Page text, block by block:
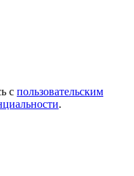
с пользовательским
.